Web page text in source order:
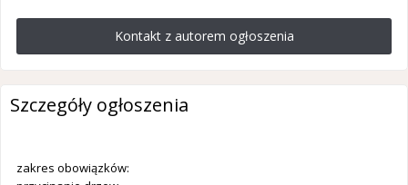
Kontakt z autorem ogłoszenia
Szczegóły ogłoszenia
zakres obowiązków: